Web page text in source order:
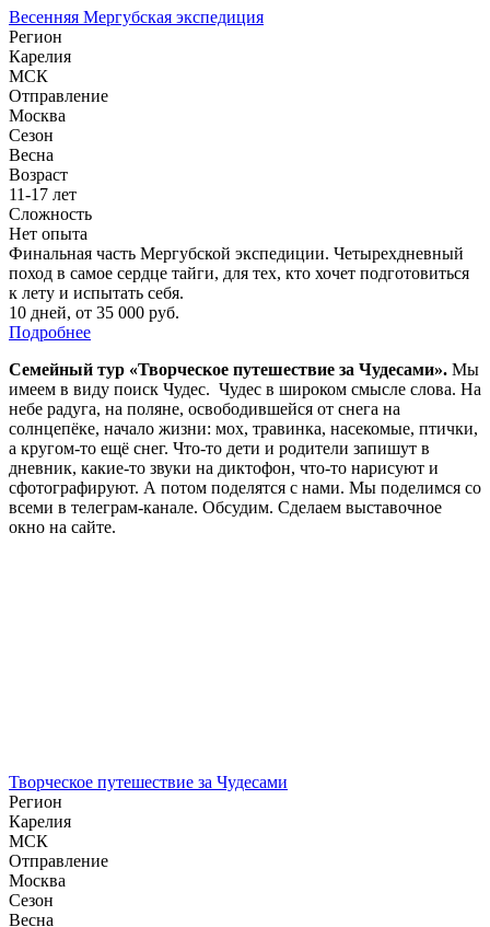
Весенняя Мергубская экспедиция
Регион
Карелия
МСК
Отправление
Москва
Сезон
Весна
Возраст
11-17 лет
Сложность
Нет опыта
Финальная часть Мергубской экспедиции. Четырехдневный
поход в самое сердце тайги, для тех, кто хочет подготовиться
к лету и испытать себя.
10 дней, от 35 000 руб.
Подробнее
Семейный тур «Творческое путешествие за Чудесами». Мы
имеем в виду поиск Чудес. Чудес в широком смысле слова. На
небе радуга, на поляне, освободившейся от снега на
солнцепёке, начало жизни: мох, травинка, насекомые, птички,
а кругом-то ещё снег. Что-то дети и родители запишут в
дневник, какие-то звуки на диктофон, что-то нарисуют и
сфотографируют. А потом поделятся с нами. Мы поделимся со
всеми в телеграм-канале. Обсудим. Сделаем выставочное
окно на сайте.
Творческое путешествие за Чудесами
Регион
Карелия
МСК
Отправление
Москва
Сезон
Весна